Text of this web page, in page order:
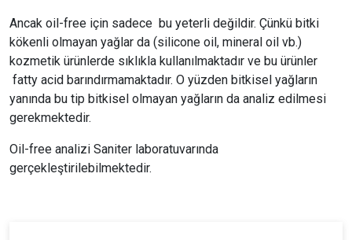
Ancak oil-free için sadece bu yeterli değildir. Çünkü bitki
kökenli olmayan yağlar da (silicone oil, mineral oil vb.)
kozmetik ürünlerde sıklıkla kullanılmaktadır ve bu ürünler
fatty acid barındırmamaktadır. O yüzden bitkisel yağların
yanında bu tip bitkisel olmayan yağların da analiz edilmesi
gerekmektedir.
Oil-free analizi Saniter laboratuvarında
gerçekleştirilebilmektedir.